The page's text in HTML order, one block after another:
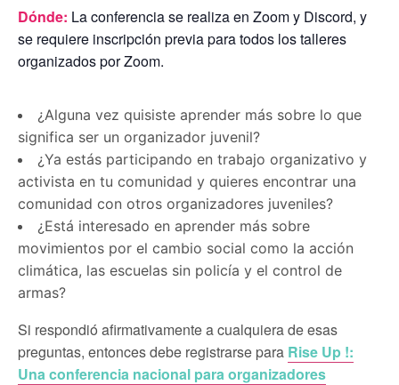
Dónde: La conferencia se realiza en Zoom y Discord, y
se requiere inscripción previa para todos los talleres
organizados por Zoom.
¿Alguna vez quisiste aprender más sobre lo que
significa ser un organizador juvenil?
¿Ya estás participando en trabajo organizativo y
activista en tu comunidad y quieres encontrar una
comunidad con otros organizadores juveniles?
¿Está interesado en aprender más sobre
movimientos por el cambio social como la acción
climática, las escuelas sin policía y el control de
armas?
Si respondió afirmativamente a cualquiera de esas
preguntas, entonces debe registrarse para Rise Up !:
Una conferencia nacional para organizadores